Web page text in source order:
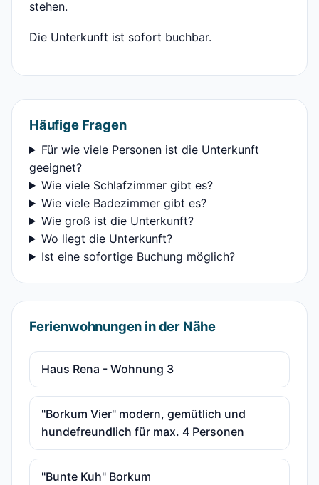
stehen.
Die Unterkunft ist sofort buchbar.
Häufige Fragen
Für wie viele Personen ist die Unterkunft
geeignet?
Wie viele Schlafzimmer gibt es?
Wie viele Badezimmer gibt es?
Wie groß ist die Unterkunft?
Wo liegt die Unterkunft?
Ist eine sofortige Buchung möglich?
Ferienwohnungen in der Nähe
Haus Rena - Wohnung 3
"Borkum Vier" modern, gemütlich und
hundefreundlich für max. 4 Personen
"Bunte Kuh" Borkum